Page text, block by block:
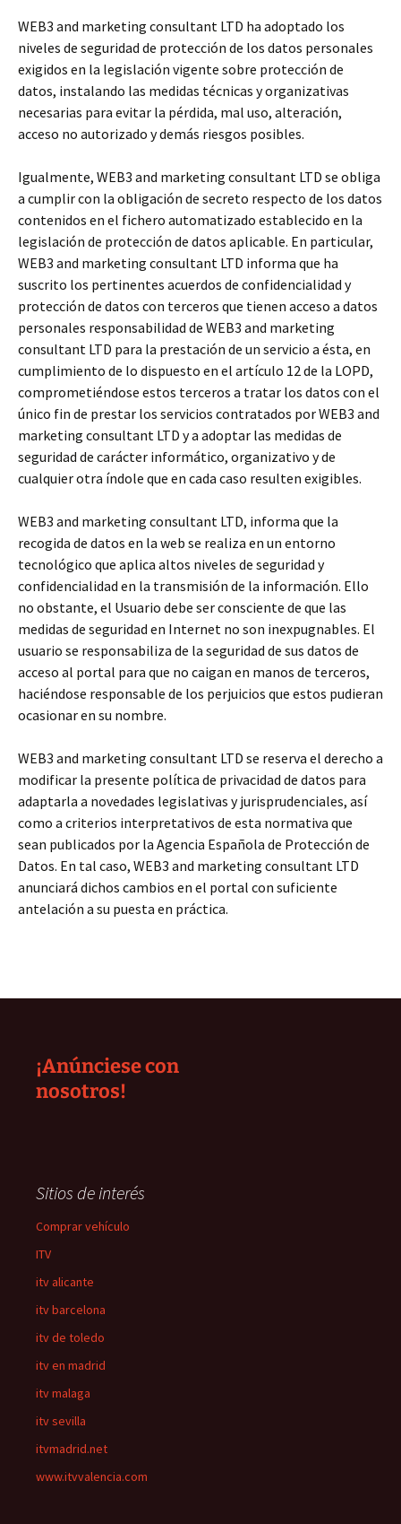
WEB3 and marketing consultant LTD ha adoptado los
niveles de seguridad de protección de los datos personales
exigidos en la legislación vigente sobre protección de
datos, instalando las medidas técnicas y organizativas
necesarias para evitar la pérdida, mal uso, alteración,
acceso no autorizado y demás riesgos posibles.
Igualmente, WEB3 and marketing consultant LTD se obliga
a cumplir con la obligación de secreto respecto de los datos
contenidos en el fichero automatizado establecido en la
legislación de protección de datos aplicable. En particular,
WEB3 and marketing consultant LTD informa que ha
suscrito los pertinentes acuerdos de confidencialidad y
protección de datos con terceros que tienen acceso a datos
personales responsabilidad de WEB3 and marketing
consultant LTD para la prestación de un servicio a ésta, en
cumplimiento de lo dispuesto en el artículo 12 de la LOPD,
comprometiéndose estos terceros a tratar los datos con el
único fin de prestar los servicios contratados por WEB3 and
marketing consultant LTD y a adoptar las medidas de
seguridad de carácter informático, organizativo y de
cualquier otra índole que en cada caso resulten exigibles.
WEB3 and marketing consultant LTD, informa que la
recogida de datos en la web se realiza en un entorno
tecnológico que aplica altos niveles de seguridad y
confidencialidad en la transmisión de la información. Ello
no obstante, el Usuario debe ser consciente de que las
medidas de seguridad en Internet no son inexpugnables. El
usuario se responsabiliza de la seguridad de sus datos de
acceso al portal para que no caigan en manos de terceros,
haciéndose responsable de los perjuicios que estos pudieran
ocasionar en su nombre.
WEB3 and marketing consultant LTD se reserva el derecho a
modificar la presente política de privacidad de datos para
adaptarla a novedades legislativas y jurisprudenciales, así
como a criterios interpretativos de esta normativa que
sean publicados por la Agencia Española de Protección de
Datos. En tal caso, WEB3 and marketing consultant LTD
anunciará dichos cambios en el portal con suficiente
antelación a su puesta en práctica.
¡Anúnciese con
nosotros!
Sitios de interés
Comprar vehículo
ITV
itv alicante
itv barcelona
itv de toledo
itv en madrid
itv malaga
itv sevilla
itvmadrid.net
www.itvvalencia.com